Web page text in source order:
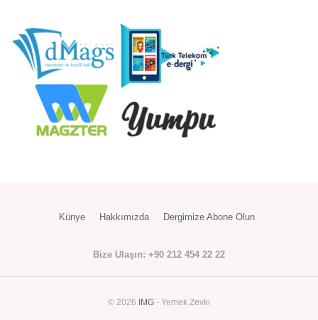
Künye Hakkımızda Dergimize Abone Olun
Bize Ulaşın: +90 212 454 22 22
© 2026 IMG - Yemek Zevki